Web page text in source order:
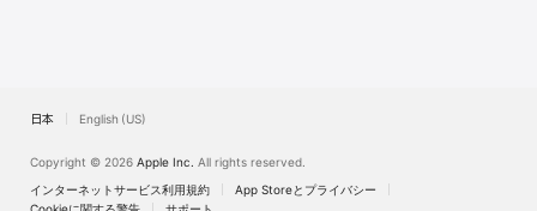
日本 English (US)
Copyright © 2026 Apple Inc. All rights reserved.
インターネットサービス利用規約
App Storeとプライバシー